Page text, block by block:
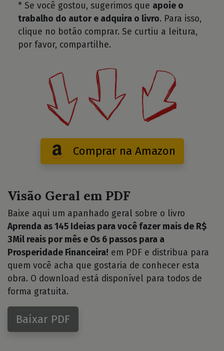
* Se você gostou, sugerimos que apoie o
trabalho do autor e adquira o livro. Para isso,
clique no botão comprar. Se curtiu a leitura,
por favor, compartilhe.
Comprar na Amazon
Visão Geral em PDF
Baixe aqui um apanhado geral sobre o livro
Aprenda as 145 Ideias para você fazer mais de R$
3Mil reais por mês e Os 6 passos para a
Prosperidade Financeira! em PDF e distribua para
quem você acha que gostaria de conhecer esta
obra. O download está disponível para todos de
forma gratuita.
Baixar PDF